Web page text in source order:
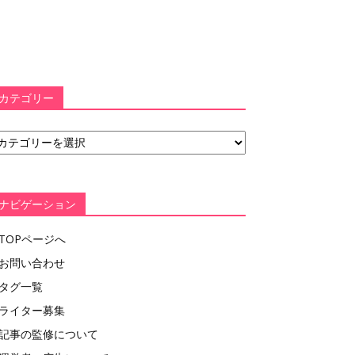
カテゴリー
ビゲーション
TOPページへ
お問い合わせ
タグ一覧
ライター募集
事の監修について